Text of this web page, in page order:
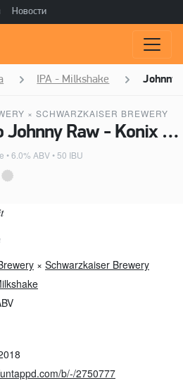
Новости
IPA - Milkshake Johnny
× SCHWARZKAISER BREWERY
Пиво Johnny Raw - Konix Brewery, Schwarzkaiser Brewery
• 6.0% ABV • 50 IBU
× Schwarzkaiser Brewery
b/-/2750777